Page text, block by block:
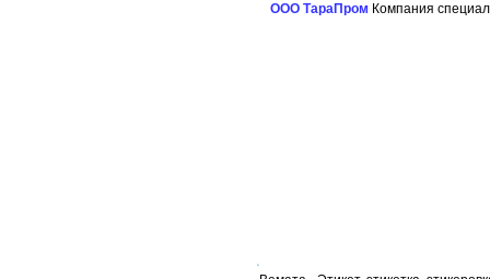
ООО ТараПром Компания